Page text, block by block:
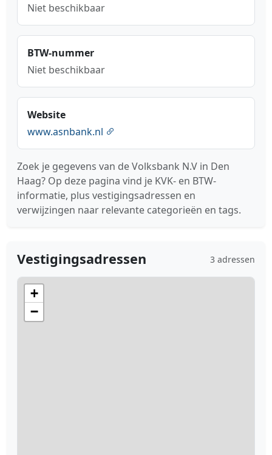
Niet beschikbaar
BTW-nummer
Niet beschikbaar
Website
www.asnbank.nl
Zoek je gegevens van de Volksbank N.V in Den
Haag? Op deze pagina vind je KVK- en BTW-
informatie, plus vestigingsadressen en
verwijzingen naar relevante categorieën en tags.
Vestigingsadressen 3 adressen
+
−